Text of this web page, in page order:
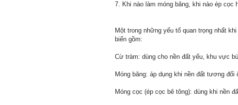
7. Khi nào làm móng băng, khi nào ép cọc
Một trong những yếu tố quan trọng nhất
biến gồm:
Cừ tràm: dùng cho nền đất yếu, khu vực
Móng băng: áp dụng khi nền đất tương đối
Móng cọc (ép cọc bê tông): dùng khi nền